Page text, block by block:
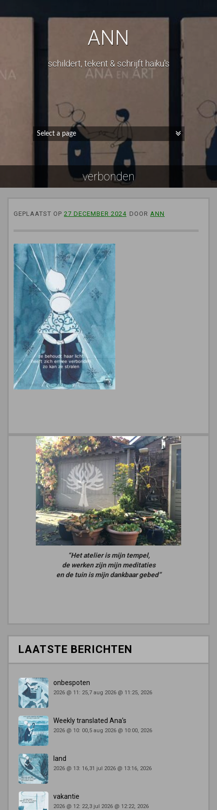
ANN
schildert, tekent & schrijft haiku's
verbonden
GEPLAATST OP 27 DECEMBER 2024 DOOR ANN
“Het atelier is mijn tempel,
de werken zijn mijn meditaties
en de tuin is mijn dankbaar gebed”
LAATSTE BERICHTEN
onbespoten
2026 @ 11: 25,7 aug 2026 @ 11:25, 2026
Weekly translated Ana’s
2026 @ 10: 00,5 aug 2026 @ 10:00, 2026
land
2026 @ 13: 16,31 jul 2026 @ 13:16, 2026
vakantie
2026 @ 12: 22,3 jul 2026 @ 12:22, 2026